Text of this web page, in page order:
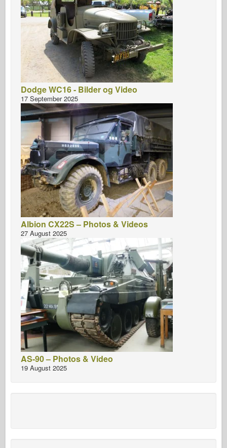
Dodge WC16 - Bilder og Video
17 September 2025
Albion CX22S – Photos & Videos
27 August 2025
AS-90 – Photos & Video
19 August 2025